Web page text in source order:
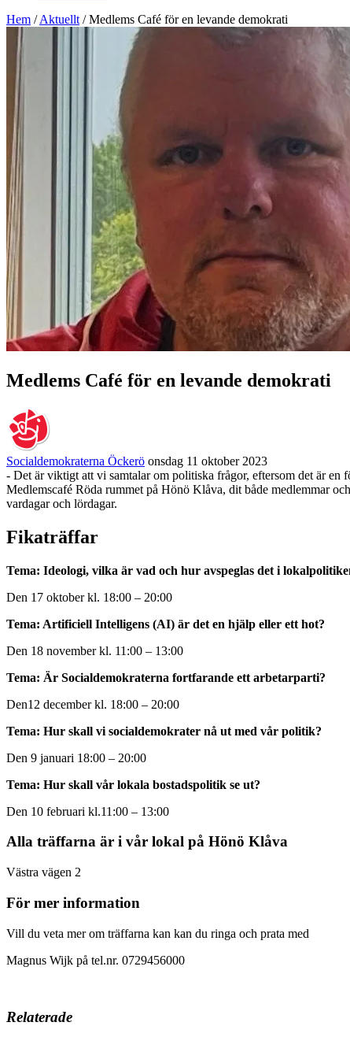
Hem /Aktuellt /Medlems Café för en levande demokrati
Medlems Café för en levande demokrati
Socialdemokraterna Öckerö onsdag 11 oktober 2023
- Det är viktigt att vi samtalar om politiska frågor, eftersom det är
Medlemscafé Röda rummet på Hönö Klåva, dit både medlemmar
vardagar och lördagar.
Fikaträffar
Tema: Ideologi, vilka är vad och hur avspeglas det i
Den 17 oktober kl. 18:00 – 20:00
Tema: Artificiell Intelligens (AI) är det en hjälp eller ett hot?
Den 18 november kl. 11:00 – 13:00
Tema: Är Socialdemokraterna fortfarande ett arbetarparti?
Den12 december kl. 18:00 – 20:00
Tema: Hur skall vi socialdemokrater nå ut med vår politik?
Den 9 januari 18:00 – 20:00
Tema: Hur skall vår lokala bostadspolitik se ut?
Den 10 februari kl.11:00 – 13:00
Alla träffarna är i vår lokal på Hönö Klåva
Västra vägen 2
För mer information
Vill du veta mer om träffarna kan kan du ringa och prata med
Magnus Wijk på tel.nr. 0729456000
Relaterade